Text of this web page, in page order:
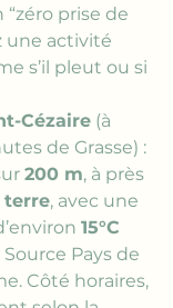
prise de
une activité
s’il pleut ou si
Cézaire (à
de Grasse) :
200 m, à près
terre, avec une
15°C
Source Pays de
. Côté horaires,